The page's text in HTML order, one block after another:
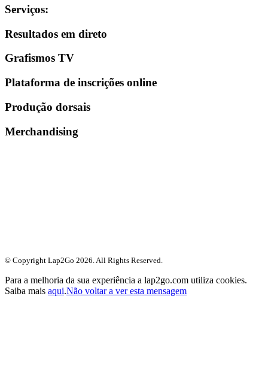
Serviços:
Resultados em direto
Grafismos TV
Plataforma de inscrições online
Produção dorsais
Merchandising
© Copyright Lap2Go 2026. All Rights Reserved.
Para a melhoria da sua experiência a lap2go.com utiliza cookies.
Saiba mais aqui.Não voltar a ver esta mensagem